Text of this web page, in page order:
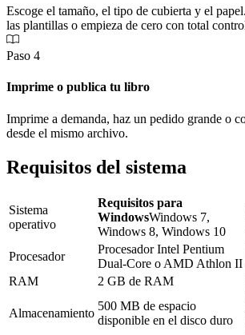
Escoge el tamaño, el tipo de cubierta y el
las plantillas o empieza de cero con total
Paso 4
Imprime o publica tu libro
Imprime a demanda, haz un pedido grande o
desde el mismo archivo.
Requisitos del sistema
Sistema
operativo
Requisitos para
WindowsWindows 7,
Windows 8, Windows 10
Procesador
Procesador Intel Pentium
Dual-Core o AMD Athlon II
RAM
2 GB de RAM
Almacenamiento
500 MB de espacio
disponible en el disco duro